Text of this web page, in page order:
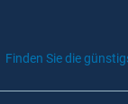
Finden Sie die